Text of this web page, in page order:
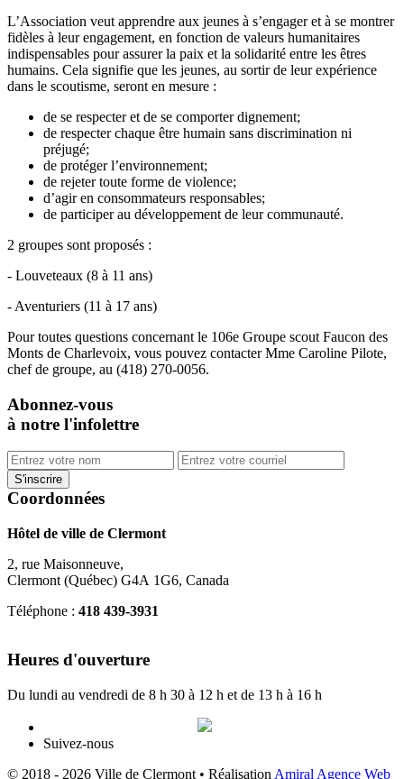
L’Association veut apprendre aux jeunes à s’engager et à se montrer
fidèles à leur engagement, en fonction de valeurs humanitaires
indispensables pour assurer la paix et la solidarité entre les êtres
humains. Cela signifie que les jeunes, au sortir de leur expérience
dans le scoutisme, seront en mesure :
de se respecter et de se comporter dignement;
de respecter chaque être humain sans discrimination ni
préjugé;
de protéger l’environnement;
de rejeter toute forme de violence;
d’agir en consommateurs responsables;
de participer au développement de leur communauté.
2 groupes sont proposés :
- Louveteaux (8 à 11 ans)
- Aventuriers (11 à 17 ans)
Pour toutes questions concernant le 106e Groupe scout Faucon des
Monts de Charlevoix, vous pouvez contacter Mme Caroline Pilote,
chef de groupe, au (418) 270-0056.
Abonnez-vous
à notre l'infolettre
Coordonnées
Hôtel de ville de Clermont
2, rue Maisonneuve,
Clermont (Québec) G4A 1G6, Canada
Téléphone : 418 439-3931
Heures d'ouverture
Du lundi au vendredi de 8 h 30 à 12 h et de 13 h à 16 h
Suivez-nous
© 2018 - 2026 Ville de Clermont • Réalisation Amiral Agence Web